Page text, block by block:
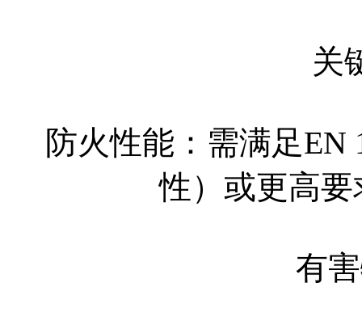
关
防火性能：需满足EN
性）或更高
有